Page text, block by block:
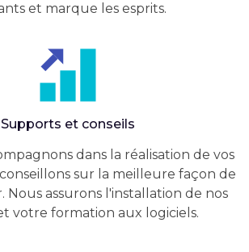
et marque les esprits.
Supports et conseils
dans la réalisation de vos
sur la meilleure façon de
assurons l'installation de nos
votre formation aux logiciels.